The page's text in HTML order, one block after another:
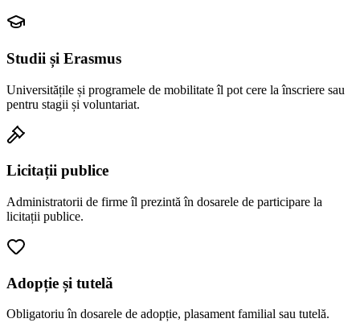
Studii și Erasmus
Universitățile și programele de mobilitate îl pot cere la înscriere sau
pentru stagii și voluntariat.
Licitații publice
Administratorii de firme îl prezintă în dosarele de participare la
licitații publice.
Adopție și tutelă
Obligatoriu în dosarele de adopție, plasament familial sau tutelă.